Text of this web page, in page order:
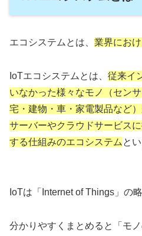
エコシステムとは、 業界にお
IoTエコシステムとは、 従来イ
いなかった様々なモノ（セン
宅・建物・車・家電製品など
サーバーやクラウドサービス
する仕組みのエコシステム と
IoTは「Internet of Things」の略
分かりやすくまとめると「モ